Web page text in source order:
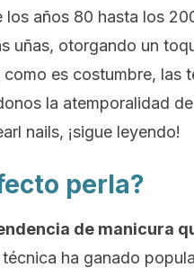
años 80 hasta los
uñas, otorgando un
como es costumbre, las
la atemporalidad
nails, ¡sigue leyendo!
perla?
de manicura
técnica ha ganado